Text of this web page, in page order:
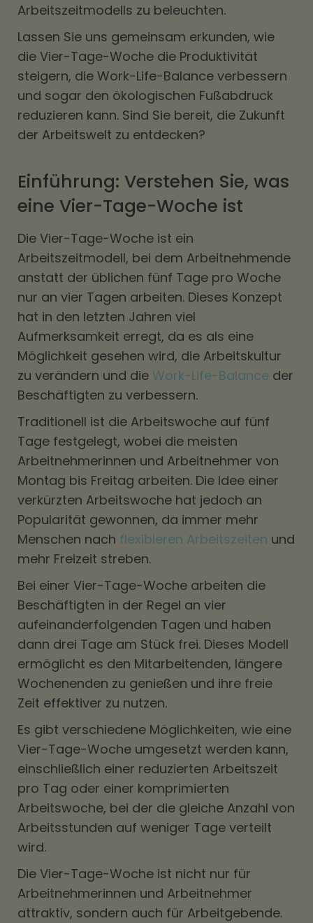
Arbeitszeitmodells zu beleuchten.
Lassen Sie uns gemeinsam erkunden, wie
die Vier-Tage-Woche die Produktivität
steigern, die Work-Life-Balance verbessern
und sogar den ökologischen Fußabdruck
reduzieren kann. Sind Sie bereit, die Zukunft
der Arbeitswelt zu entdecken?
Einführung: Verstehen Sie, was
eine Vier-Tage-Woche ist
Die Vier-Tage-Woche ist ein
Arbeitszeitmodell, bei dem Arbeitnehmende
anstatt der üblichen fünf Tage pro Woche
nur an vier Tagen arbeiten. Dieses Konzept
hat in den letzten Jahren viel
Aufmerksamkeit erregt, da es als eine
Möglichkeit gesehen wird, die Arbeitskultur
zu verändern und die Work-Life-Balance der
Beschäftigten zu verbessern.
Traditionell ist die Arbeitswoche auf fünf
Tage festgelegt, wobei die meisten
Arbeitnehmerinnen und Arbeitnehmer von
Montag bis Freitag arbeiten. Die Idee einer
verkürzten Arbeitswoche hat jedoch an
Popularität gewonnen, da immer mehr
Menschen nach flexibleren Arbeitszeiten und
mehr Freizeit streben.
Bei einer Vier-Tage-Woche arbeiten die
Beschäftigten in der Regel an vier
aufeinanderfolgenden Tagen und haben
dann drei Tage am Stück frei. Dieses Modell
ermöglicht es den Mitarbeitenden, längere
Wochenenden zu genießen und ihre freie
Zeit effektiver zu nutzen.
Es gibt verschiedene Möglichkeiten, wie eine
Vier-Tage-Woche umgesetzt werden kann,
einschließlich einer reduzierten Arbeitszeit
pro Tag oder einer komprimierten
Arbeitswoche, bei der die gleiche Anzahl von
Arbeitsstunden auf weniger Tage verteilt
wird.
Die Vier-Tage-Woche ist nicht nur für
Arbeitnehmerinnen und Arbeitnehmer
attraktiv, sondern auch für Arbeitgebende.